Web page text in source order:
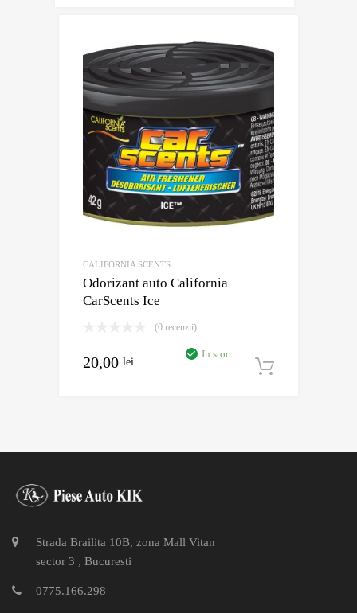
CALIFORNIA SCENTS
Odorizant auto California
CarScents Ice
(0 recenzii)
20,00 lei
In stoc
Strada Brailita 10B, zona Mall Vitan
sector 3 , Bucuresti
0775.166.298